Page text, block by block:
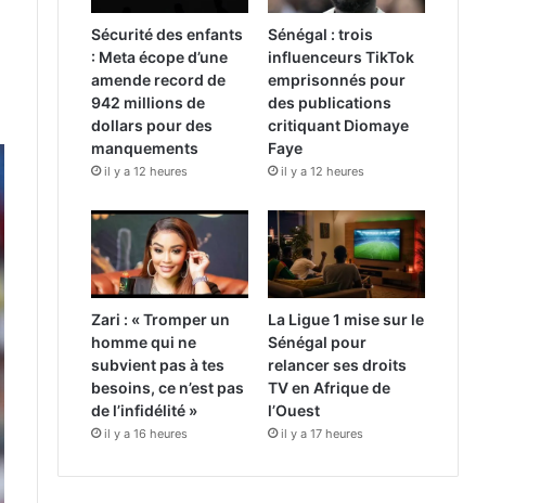
Sécurité des enfants
: Meta écope d’une
amende record de
942 millions de
dollars pour des
manquements
il y a 12 heures
Sénégal : trois
influenceurs TikTok
emprisonnés pour
des publications
critiquant Diomaye
Faye
il y a 12 heures
Zari : « Tromper un
homme qui ne
subvient pas à tes
besoins, ce n’est pas
de l’infidélité »
il y a 16 heures
La Ligue 1 mise sur le
Sénégal pour
relancer ses droits
TV en Afrique de
l’Ouest
il y a 17 heures